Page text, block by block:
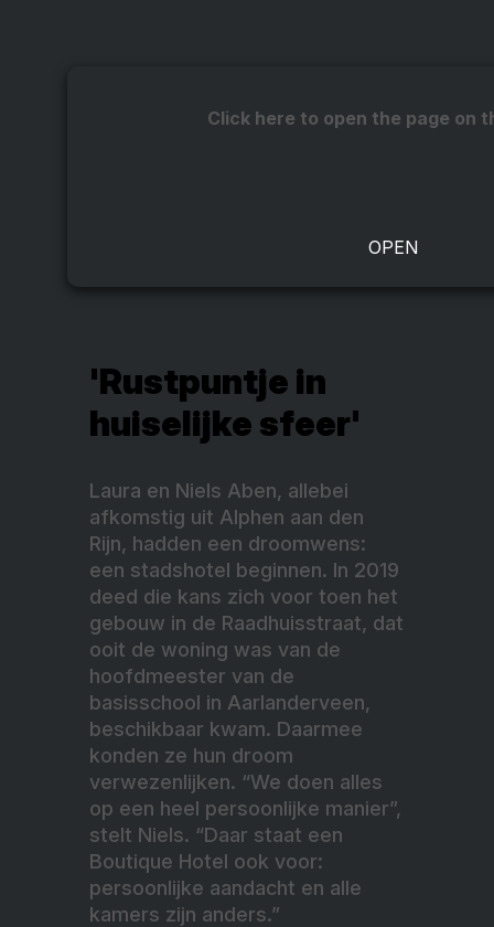
Click here to open the page on
'Rustpuntje in
huiselijke sfeer'
Laura en Niels Aben, allebei
afkomstig uit Alphen aan den
Rijn, hadden een droomwens:
een stadshotel beginnen. In 2019
deed die kans zich voor toen het
gebouw in de Raadhuisstraat, dat
ooit de woning was van de
hoofdmeester van de
basisschool in Aarlanderveen,
beschikbaar kwam. Daarmee
konden ze hun droom
verwezenlijken. “We doen alles
op een heel persoonlijke manier”,
stelt Niels. “Daar staat een
Boutique Hotel ook voor:
persoonlijke aandacht en alle
kamers zijn anders.”